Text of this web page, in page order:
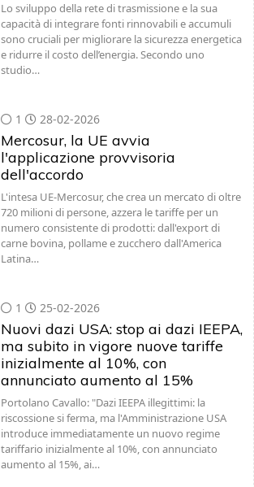
Lo sviluppo della rete di trasmissione e la sua
capacità di integrare fonti rinnovabili e accumuli
sono cruciali per migliorare la sicurezza energetica
e ridurre il costo dell’energia. Secondo uno
studio…
1 28-02-2026
Mercosur, la UE avvia
l'applicazione provvisoria
dell'accordo
L'intesa UE-Mercosur, che crea un mercato di oltre
720 milioni di persone, azzera le tariffe per un
numero consistente di prodotti: dall'export di
carne bovina, pollame e zucchero dall'America
Latina…
1 25-02-2026
Nuovi dazi USA: stop ai dazi IEEPA,
ma subito in vigore nuove tariffe
inizialmente al 10%, con
annunciato aumento al 15%
Portolano Cavallo: "Dazi IEEPA illegittimi: la
riscossione si ferma, ma l'Amministrazione USA
introduce immediatamente un nuovo regime
tariffario inizialmente al 10%, con annunciato
aumento al 15%, ai…